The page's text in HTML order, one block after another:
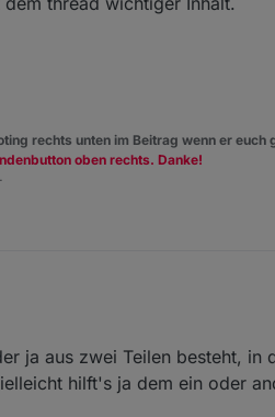
rechts unten im Beitrag wenn er euch
oben rechts. Danke!
ja aus zwei Teilen besteht, in
hilft's ja dem ein oder